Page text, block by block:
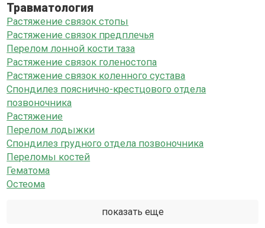
Травматология
Растяжение связок стопы
Растяжение связок предплечья
Перелом лонной кости таза
Растяжение связок голеностопа
Растяжение связок коленного сустава
Спондилез пояснично-крестцового отдела
позвоночника
Растяжение
Перелом лодыжки
Спондилез грудного отдела позвоночника
Переломы костей
Гематома
Остеома
показать еще